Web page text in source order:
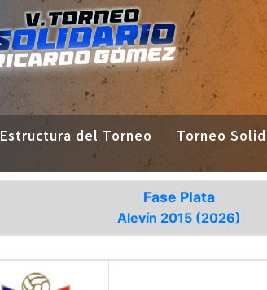
Estructura del Torneo Torneo
Fase Plata
Alevín 2015 (2026)